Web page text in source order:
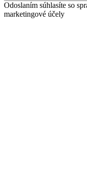
Odoslaním súhlasíte so
marketingové účely